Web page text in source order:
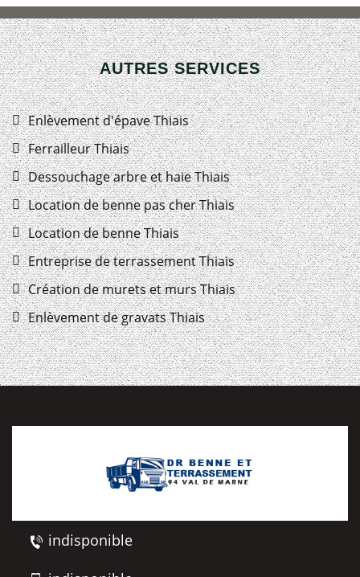
AUTRES SERVICES
Enlèvement d'épave Thiais
Ferrailleur Thiais
Dessouchage arbre et haie Thiais
Location de benne pas cher Thiais
Location de benne Thiais
Entreprise de terrassement Thiais
Création de murets et murs Thiais
Enlèvement de gravats Thiais
indisponible